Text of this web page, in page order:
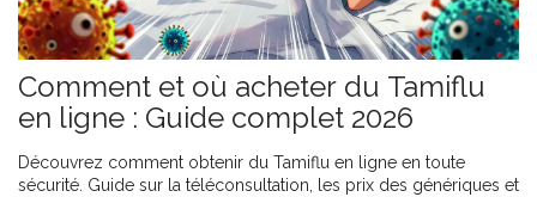
Comment et où acheter du Tamiflu
en ligne : Guide complet 2026
Découvrez comment obtenir du Tamiflu en ligne en toute
sécurité. Guide sur la téléconsultation, les prix des génériques et